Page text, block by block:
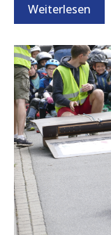
Weiterlesen